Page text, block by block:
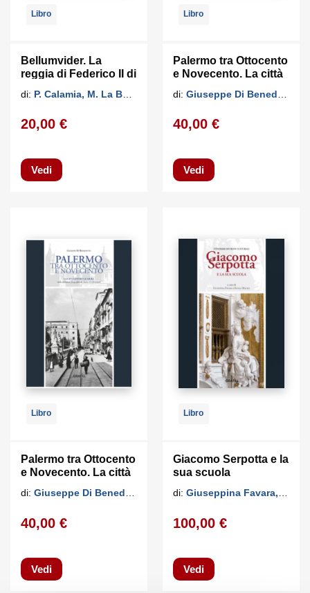
Libro
Bellumvider. La
reggia di Federico II di
Castelvetrano
di: P. Calamia, M. La Barbera, G. Salluzzo
20,00 €
Vedi
Libro
Palermo tra Ottocento
e Novecento. La città
di:Giuseppe Di Benedetto
40,00 €
Vedi
Libro
Palermo tra Ottocento
e Novecento. La città
di: Giuseppe Di Benedetto
40,00 €
Vedi
Libro
Giacomo Serpotta e la
sua scuola
di:Giuseppina Favara, Eliana Mauro
100,00 €
Vedi